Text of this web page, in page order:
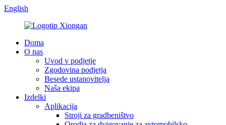
English
Doma
O nas
Uvod v podjetje
Zgodovina podjetja
Besede ustanovitelja
Naša ekipa
Izdelki
Aplikacija
Stroji za gradbeništvo